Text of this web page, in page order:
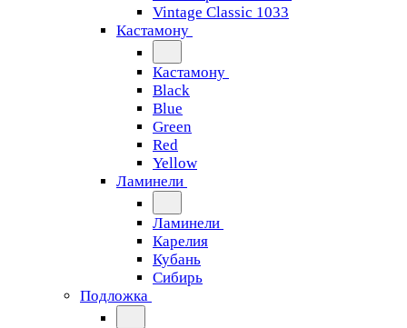
Vintage Classic 1033
Кастамону
Кастамону
Black
Blue
Green
Red
Yellow
Ламинели
Ламинели
Карелия
Кубань
Сибирь
Подложка